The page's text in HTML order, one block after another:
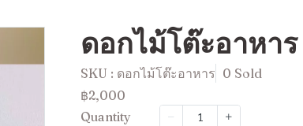
ดอกไม้โต๊ะอาหาร
SKU : ดอกไม้โต๊ะอาหาร 0 Sold
฿2,000
Quantity